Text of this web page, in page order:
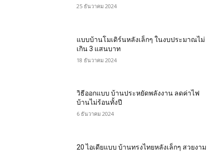
25 ธันวาคม 2024
แบบบ้านโมเดิร์นหลังเล็กๆ ในงบประมาณไม่
เกิน 3 แสนบาท
18 ธันวาคม 2024
วิธีออกแบบ บ้านประหยัดพลังงาน ลดค่าไฟ
บ้านไม่ร้อนทั้งปี
6 ธันวาคม 2024
20 ไอเดียแบบ บ้านทรงไทยหลังเล็กๆ สวยงาม